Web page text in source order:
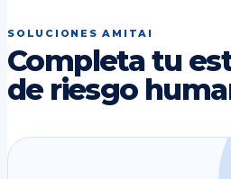
SOLUCIONES AMITAI
Completa tu
de riesgo